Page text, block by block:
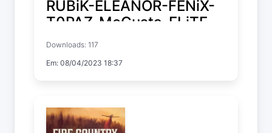
RUBiK-ELEANOR-FENiX-
T0PAZ-MeGusta-ELiTE-
XEN0N
Chicago Fire
Temp. 11 EP. 18
Downloads: 117
Em: 08/04/2023 18:37